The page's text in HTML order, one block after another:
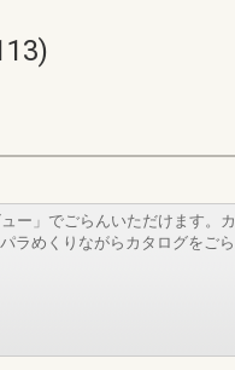
ー」でごらんいただけます。カ
ラめくりながらカタログをごら